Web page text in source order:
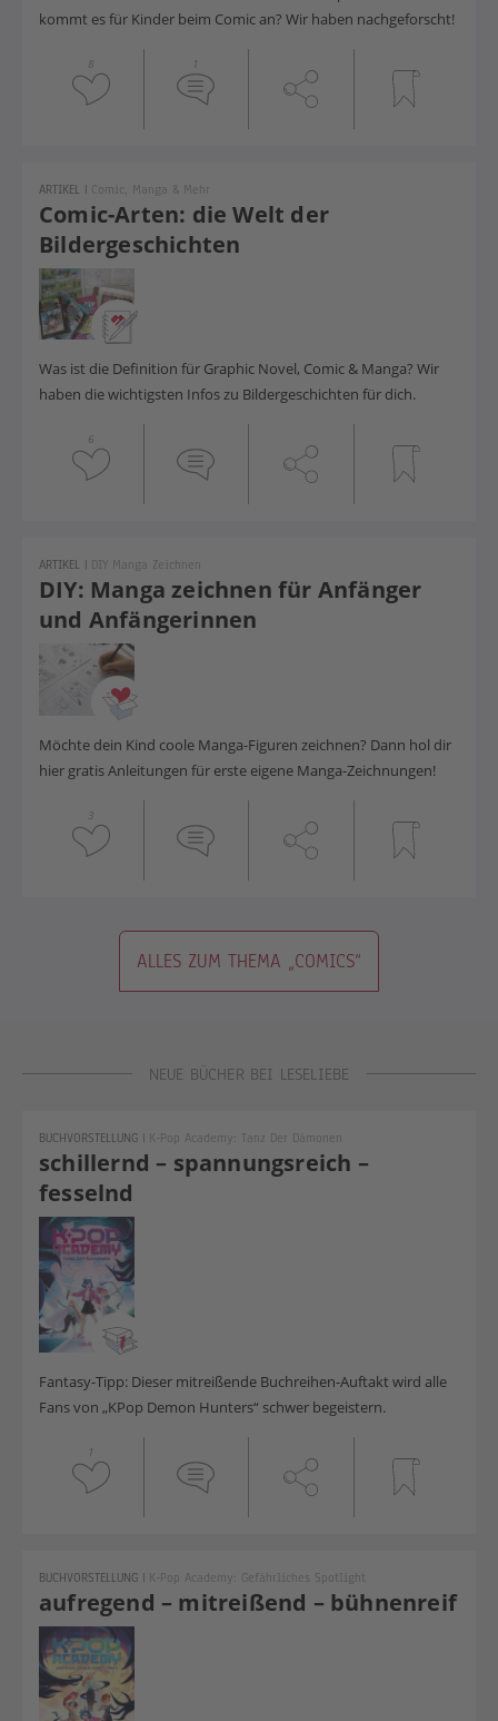
kommt es für Kinder beim Comic an? Wir haben nachgeforscht!
8 1
Comic-Arten: die Welt der
Bildergeschichten
ARTIKEL | Comic, Manga & Mehr
Was ist die Definition für Graphic Novel, Comic & Manga? Wir
haben die wichtigsten Infos zu Bildergeschichten für dich.
6
DIY: Manga zeichnen für Anfänger
und Anfängerinnen
ARTIKEL | DIY Manga Zeichnen
Möchte dein Kind coole Manga-Figuren zeichnen? Dann hol dir
hier gratis Anleitungen für erste eigene Manga-Zeichnungen!
3
ALLES ZUM THEMA „COMICS“
NEUE BÜCHER BEI LESELIEBE
schillernd – spannungsreich –
fesselnd
BUCHVORSTELLUNG | K-Pop Academy: Tanz Der Dämonen
Fantasy-Tipp: Dieser mitreißende Buchreihen-Auftakt wird alle
Fans von „KPop Demon Hunters“ schwer begeistern.
1
aufregend – mitreißend – bühnenreif
BUCHVORSTELLUNG | K-Pop Academy: Gefährliches Spotlight